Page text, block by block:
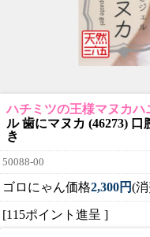
ハチミツの王様マヌカハ
ル 歯にマヌカ (46273)
き
50088-00
ゴロにゃん価格2,300円(
[115ポイント進呈 ]